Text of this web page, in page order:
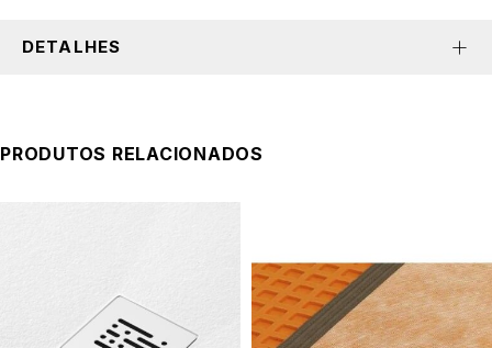
DETALHES
PRODUTOS RELACIONADOS